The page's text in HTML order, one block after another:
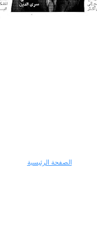
الصفحة الرئيسية